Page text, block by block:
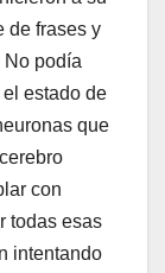
de frases y
No podía
estado de
que
con
todas esas
intentando